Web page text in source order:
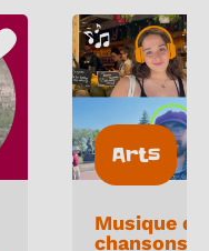
Arts
Musique
chansons